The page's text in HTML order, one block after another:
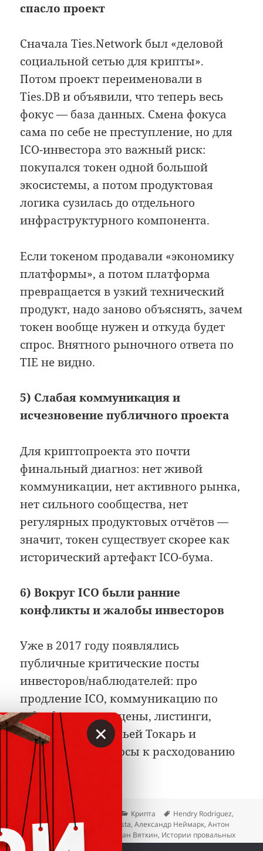
спасло проект
Сначала Ties.Network был «деловой
социальной сетью для крипты».
Потом проект переименовали в
Ties.DB и объявили, что теперь весь
фокус — база данных. Смена фокуса
сама по себе не преступление, но для
ICO-инвестора это важный риск:
покупался токен одной большой
экосистемы, а потом продуктовая
логика сузилась до отдельного
инфраструктурного компонента.
Если токеном продавали «экономику
платформы», а потом платформа
превращается в узкий технический
продукт, надо заново объяснять, зачем
токен вообще нужен и откуда будет
спрос. Внятного рыночного ответа по
TIE не видно.
5) Слабая коммуникация и
исчезновение публичного проекта
Для криптопроекта это почти
финальный диагноз: нет живой
коммуникации, нет активного рынка,
нет сильного сообщества, нет
регулярных продуктовых отчётов —
значит, токен существует скорее как
исторический артефакт ICO-бума.
6) Вокруг ICO были ранние
конфликты и жалобы инвесторов
Уже в 2017 году появлялись
публичные критические посты
инвесторов/наблюдателей: про
продление ICO, коммуникацию по
refunds, падение цены, листинги,
конфликт с Натальей Токарь и
внутренние вопросы к расходованию
денег.
Опубликовано
05.05.2026 Рубрики
Крипта Метки
Hendry Rodriguez,
Nicola Marangoni,Rodrigo Acosta,Александр Неймарк,Антон
Филатов
Дмитрий Кочин Иван Вяткин, Истории провальных
ICO, Наталья Токарь
Сергей Муханов
×